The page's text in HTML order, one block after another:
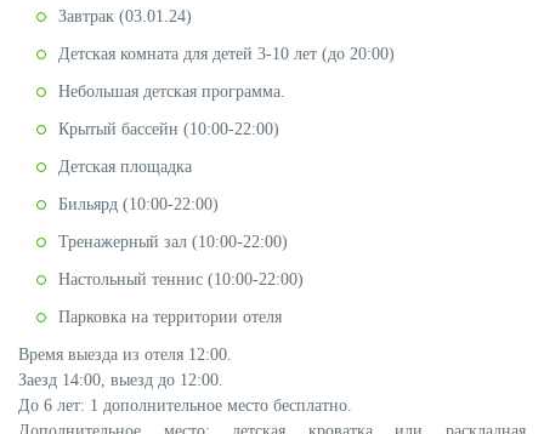
Завтрак (03.01.24)
Детская комната для детей 3-10 лет (до 20:00)
Небольшая детская программа.
Крытый бассейн (10:00-22:00)
Детская площадка
Бильярд (10:00-22:00)
Тренажерный зал (10:00-22:00)
Настольный теннис (10:00-22:00)
Парковка на территории отеля
Время выезда из отеля 12:00.
Заезд 14:00, выезд до 12:00.
До 6 лет: 1 дополнительное место бесплатно.